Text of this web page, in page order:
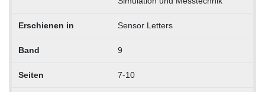
Erschienen in Sensor Letters
Band 9
Seiten 7-10